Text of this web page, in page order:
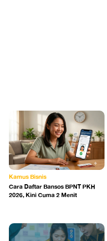
Kamus Bisnis
Cara Daftar Bansos BPNT PKH
2026, Kini Cuma 2 Menit